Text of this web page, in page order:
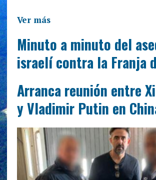
Ver más
Minuto a minuto del
israelí contra la Franja
Arranca reunión entre
y Vladimir Putin en